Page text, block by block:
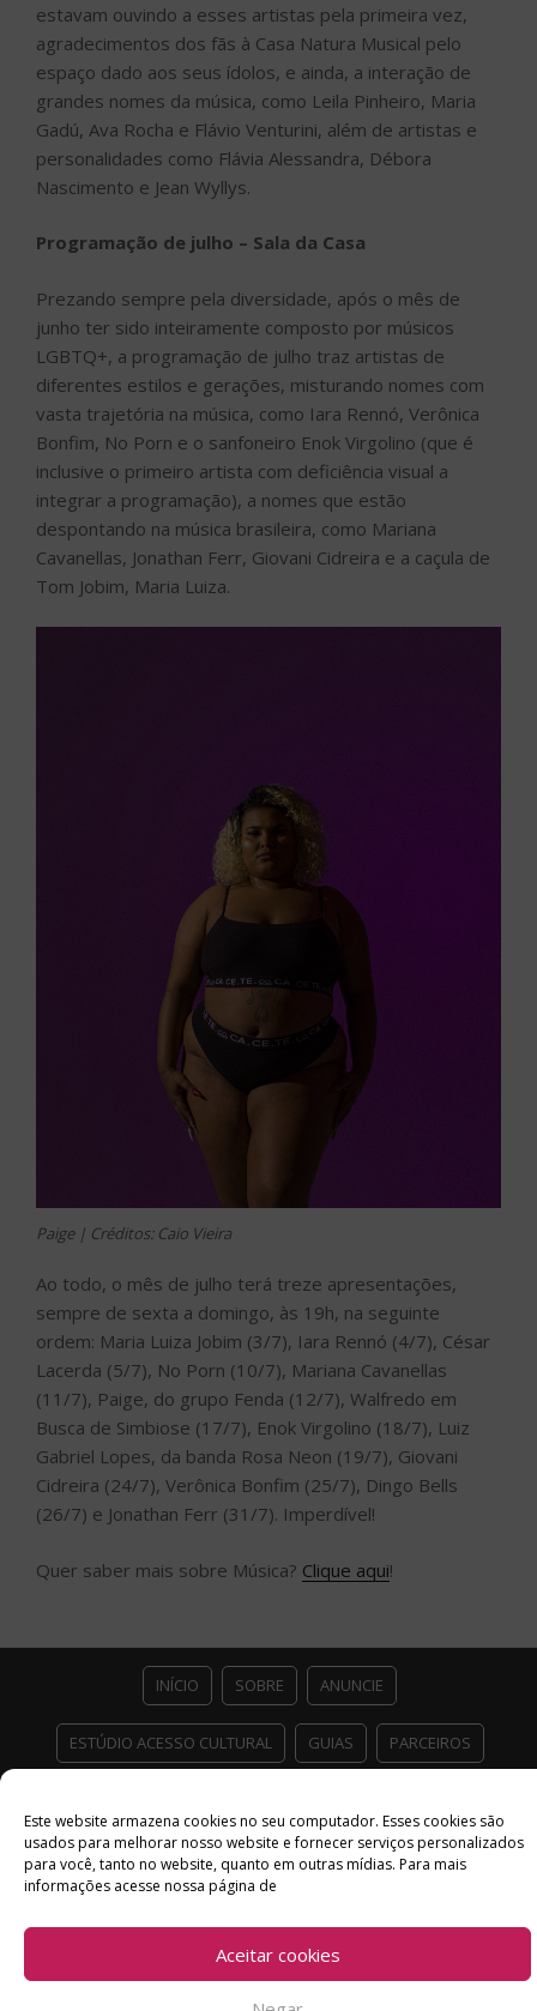
Este website armazena cookies no seu computador. Esses cookies são
usados ​​para melhorar nosso website e fornecer serviços personalizados
para você, tanto no website, quanto em outras mídias. Para mais
informações acesse nossa página de
Aceitar cookies
estavam ouvindo a esses artistas pela primeira vez,
agradecimentos dos fãs à Casa Natura Musical pelo
espaço dado aos seus ídolos, e ainda, a interação de
grandes nomes da música, como Leila Pinheiro, Maria
Gadú, Ava Rocha e Flávio Venturini, além de artistas e
personalidades como Flávia Alessandra, Débora
Nascimento e Jean Wyllys.
Programação de julho – Sala da Casa
Prezando sempre pela diversidade, após o mês de
junho ter sido inteiramente composto por músicos
LGBTQ+, a programação de julho traz artistas de
diferentes estilos e gerações, misturando nomes com
vasta trajetória na música, como Iara Rennó, Verônica
Bonfim, No Porn e o sanfoneiro Enok Virgolino (que é
inclusive o primeiro artista com deficiência visual a
integrar a programação), a nomes que estão
despontando na música brasileira, como Mariana
Cavanellas, Jonathan Ferr, Giovani Cidreira e a caçula de
Tom Jobim, Maria Luiza.
Paige | Créditos: Caio Vieira
Ao todo, o mês de julho terá treze apresentações,
sempre de sexta a domingo, às 19h, na seguinte
ordem: Maria Luiza Jobim (3/7), Iara Rennó (4/7), César
Lacerda (5/7), No Porn (10/7), Mariana Cavanellas
(11/7), Paige, do grupo Fenda (12/7), Walfredo em
Busca de Simbiose (17/7), Enok Virgolino (18/7), Luiz
Gabriel Lopes, da banda Rosa Neon (19/7), Giovani
Cidreira (24/7), Verônica Bonfim (25/7), Dingo Bells
(26/7) e Jonathan Ferr (31/7). Imperdível!
Quer saber mais sobre Música? Clique aqui!
INÍCIO SOBRE ANUNCIE
ESTÚDIO ACESSO CULTURAL GUIAS PARCEIROS
Facebook
TwitterInstagram
Youtube
Copyright © 2026 Acesso Cultural - Arte, Cultura Pop e Entretenimento